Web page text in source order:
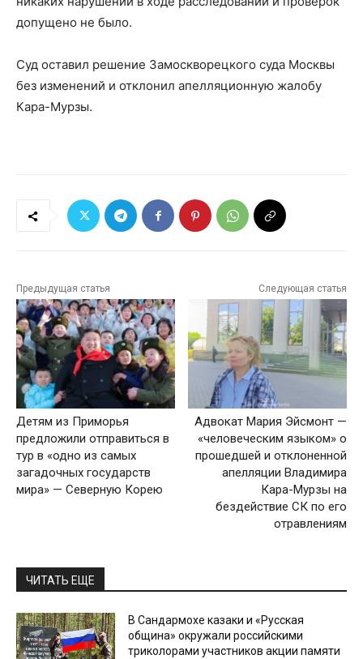
допущено не было.
Суд оставил решение Замоскворецкого суда Москвы
без изменений и отклонил апелляционную жалобу
Кара-Мурзы.
Предыдущая статья
Детям из Приморья
предложили отправиться в
тур в «одно из самых
загадочных государств
мира» — Северную Корею
Следующая статья
Адвокат Мария Эйсмонт —
«человеческим языком» о
прошедшей и отклоненной
апелляции Владимира
Кара-Мурзы на
бездействие СК по его
отравлениям
ЧИТАТЬ ЕЩЕ
В Сандармохе казаки и «Русская
община» окружали российскими
триколорами участников акции памяти